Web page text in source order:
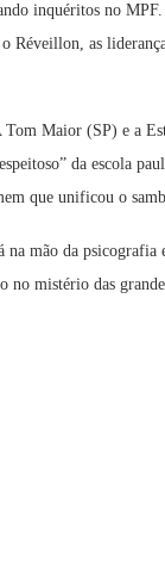
inquéritos no
Réveillon, as
Maior (SP) e a
da escola
que unificou o
mão da psicografia
mistério das